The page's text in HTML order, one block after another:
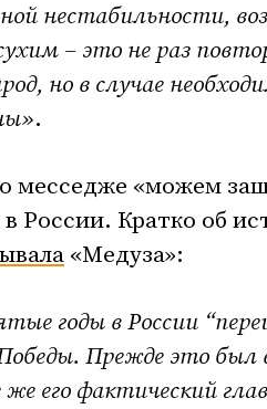
нестабильности,
– это не раз
но в случае
.
месседже «можем
России. Кратко об
«Медуза»:
годы в России
Прежде это был
его фактический